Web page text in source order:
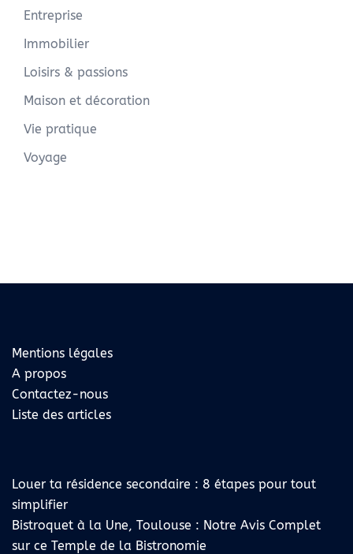
Entreprise
Immobilier
Loisirs & passions
Maison et décoration
Vie pratique
Voyage
Mentions légales
A propos
Contactez-nous
Liste des articles
Louer ta résidence secondaire : 8 étapes pour tout
simplifier
Bistroquet à la Une, Toulouse : Notre Avis Complet
sur ce Temple de la Bistronomie